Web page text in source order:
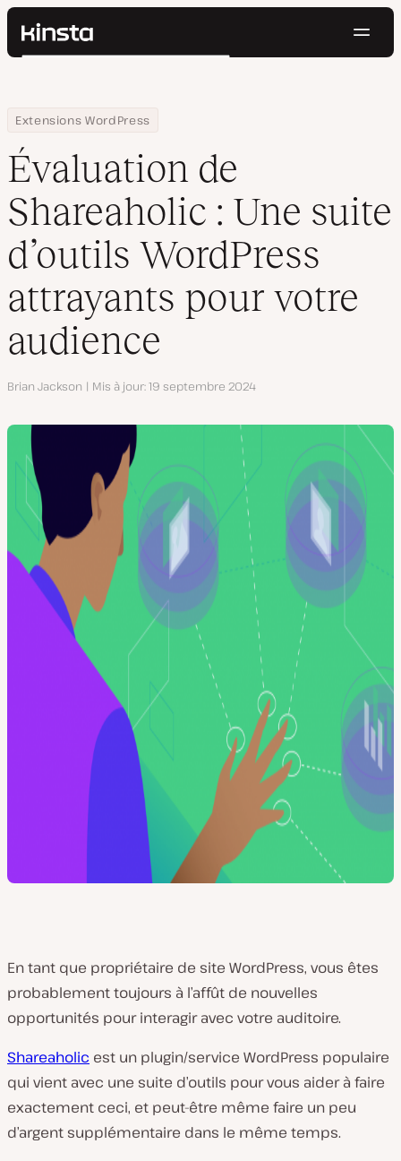
Kinsta®
Prix
Contact
Rechercher
Home
Centre de ressources
Blog
Extensions WordPress
Évaluation de Shareaholic : Une suite d’outils WordPress
Évaluation de
Shareaholic : Une suite
d’outils WordPress
attrayants pour votre
audience
Auteur
Brian Jackson Mis à jour 19 septembre 2024
En tant que propriétaire de site WordPress, vous êtes
probablement toujours à l’affût de nouvelles
opportunités pour interagir avec votre auditoire.
Shareaholic est un plugin/service WordPress populaire
qui vient avec une suite d’outils pour vous aider à faire
exactement ceci, et peut-être même faire un peu
d’argent supplémentaire dans le même temps.